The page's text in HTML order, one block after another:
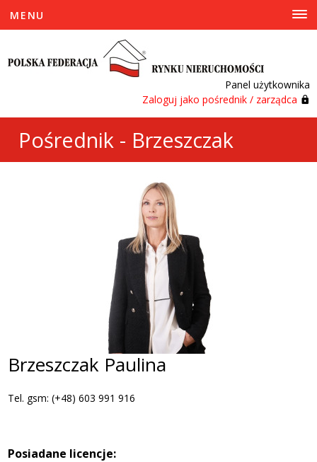
Panel użytkownika
Zaloguj jako pośrednik / zarządca
MENU
Pośrednik - Brzeszczak
Brzeszczak Paulina
Tel. gsm: (+48) 603 991 916
Posiadane licencje: